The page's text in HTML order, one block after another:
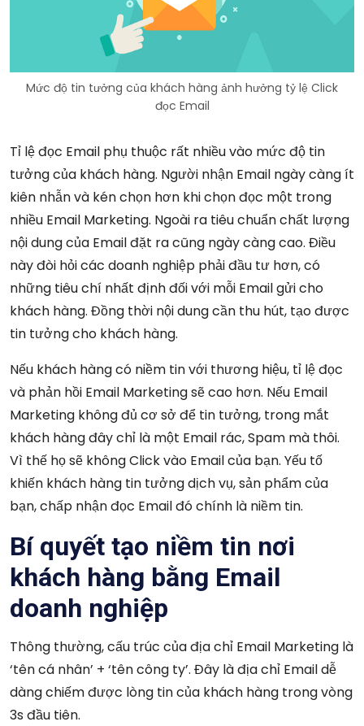
Mức độ tin tưởng của khách hàng ảnh hưởng tỷ lệ Click
đọc Email
Tỉ lệ đọc Email phụ thuộc rất nhiều vào mức độ tin
tưởng của khách hàng. Người nhận Email ngày càng ít
kiên nhẫn và kén chọn hơn khi chọn đọc một trong
nhiều Email Marketing. Ngoài ra tiêu chuẩn chất lượng
nội dung của Email đặt ra cũng ngày càng cao. Điều
này đòi hỏi các doanh nghiệp phải đầu tư hơn, có
những tiêu chí nhất định đối với mỗi Email gửi cho
khách hàng. Đồng thời nội dung cần thu hút, tạo được
tin tưởng cho khách hàng.
Nếu khách hàng có niềm tin với thương hiệu, tỉ lệ đọc
và phản hồi Email Marketing sẽ cao hơn. Nếu Email
Marketing không đủ cơ sở để tin tưởng, trong mắt
khách hàng đây chỉ là một Email rác, Spam mà thôi.
Vì thế họ sẽ không Click vào Email của bạn. Yếu tố
khiến khách hàng tin tưởng dịch vụ, sản phẩm của
bạn, chấp nhận đọc Email đó chính là niềm tin.
Bí quyết tạo niềm tin nơi
khách hàng bằng Email
doanh nghiệp
Thông thường, cấu trúc của địa chỉ Email Marketing là
‘tên cá nhân’ + ‘tên công ty’. Đây là địa chỉ Email dễ
dàng chiếm được lòng tin của khách hàng trong vòng
3s đầu tiên.